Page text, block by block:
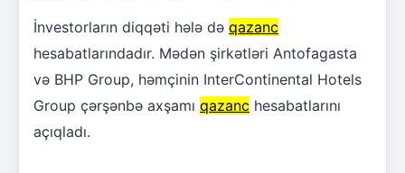
İnvestorların diqqəti hələ də qazanc
hesabatlarındadır. Mədən şirkətləri Antofagasta
və BHP Group, həmçinin InterContinental Hotels
Group çərşənbə axşamı qazanc hesabatlarını
açıqladı.